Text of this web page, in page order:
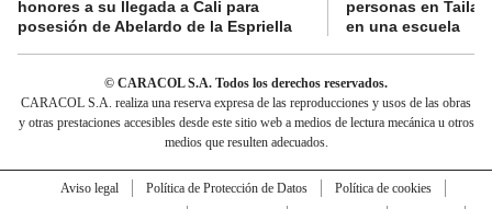
honores a su llegada a Cali para
posesión de Abelardo de la Espriella
personas en
en una escuela
© CARACOL S.A. Todos los derechos reservados.
CARACOL S.A. realiza una reserva expresa de las reproducciones y usos de las obras
y otras prestaciones accesibles desde este sitio web a medios de lectura mecánica u otros
medios que resulten adecuados.
Aviso legal Política de Protección de Datos
Política de cookies